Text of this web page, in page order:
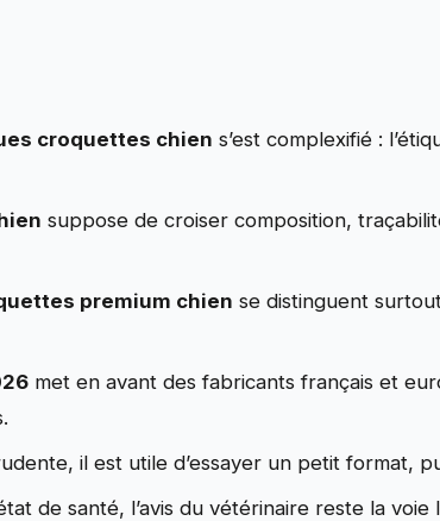
croquettes chien s’est complexifié :
suppose de croiser composition,
premium chien se distinguent
met en avant des fabricants français et
il est utile d’essayer un petit format,
de santé, l’avis du vétérinaire reste la